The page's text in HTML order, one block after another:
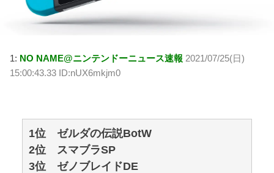
1: NO NAME@ニンテンドーニュース速報 2021/07/25(日)
15:00:43.33 ID:nUX6mkjm0
1位 ゼルダの伝説BotW
2位 スマブラSP
3位 ゼノブレイドDE